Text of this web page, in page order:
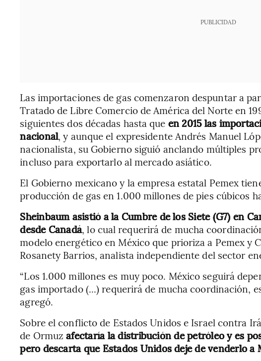
PUBLICIDAD
Las importaciones de gas comenzaron despuntar a
Tratado de Libre Comercio de América del Norte en
siguientes dos décadas hasta que en 2015 las
nacional, y aunque el expresidente Andrés Manuel
nacionalista, su Gobierno siguió anclando múltiples
incluso para exportarlo al mercado asiático.
El Gobierno mexicano y la empresa estatal Pemex
producción de gas en 1.000 millones de pies cúbicos
Sheinbaum asistió a la Cumbre de los Siete (G7) en
desde Canadá, lo cual requerirá de mucha
modelo energético en México que prioriza a Pemex y
Rosanety Barrios, analista independiente del sector
“Los 1.000 millones es muy poco. México seguirá
gas importado (...) requerirá de mucha coordinación,
agregó.
Sobre el conflicto de Estados Unidos e Israel contra
de Ormuzafectaría la distribución de petróleo y es
pero descarta que Estados Unidos deje de venderlo a